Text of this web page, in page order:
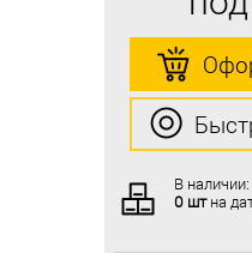
В наличии:
0 штна
В наличии:
0 штна